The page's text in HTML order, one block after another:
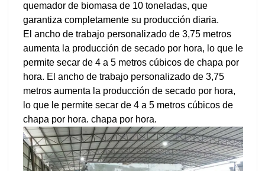
quemador de biomasa de 10 toneladas, que
garantiza completamente su producción diaria.
El ancho de trabajo personalizado de 3,75 metros
aumenta la producción de secado por hora, lo que le
permite secar de 4 a 5 metros cúbicos de chapa por
hora. El ancho de trabajo personalizado de 3,75
metros aumenta la producción de secado por hora,
lo que le permite secar de 4 a 5 metros cúbicos de
chapa por hora. chapa por hora.